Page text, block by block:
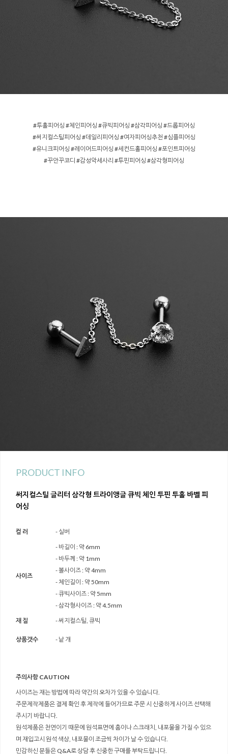
#투홀피어싱 #체인피어싱 #큐빅피어싱 #삼각피어싱 #드롭피어싱
#써지컬스틸피어싱 #데일리피어싱 #여자피어싱추천 #심플피어싱
#유니크피어싱 #레이어드피어싱 #세컨드홀피어싱 #포인트피어싱
#꾸안꾸코디 #감성악세사리 #투핀피어싱 #삼각형피어싱
PRODUCT INFO
써지컬스틸 글리터 삼각형 트라이앵글 큐빅 체인 투핀 투홀 바벨 피
어싱
컬 러 - 실버
사이즈
- 바길이 : 약 6mm
- 바두께 : 약 1mm
- 볼사이즈 : 약 4mm
- 체인길이 : 약 50mm
- 큐빅사이즈 : 약 5mm
- 삼각형사이즈 : 약 4.5mm
재 질
- 써지컬스틸, 큐빅
상품갯수 - 낱 개
주의사항 CAUTION
사이즈는 재는 방법에 따라 약간의 오차가 있을 수 있습니다.
주문제작제품은 결제 확인 후 제작에 들어가므로 주문 시 신중하게 사이즈 선택해
주시기 바랍니다.
원석제품은 천연이기 때문에 원석표면에 흠이나 스크래치, 내포물을 가질 수 있으
며 재입고시 원석 색상, 내포물이 조금씩 차이가 날 수 있습니다.
민감하신 분들은 Q&A로 상담 후 신중한 구매를 부탁드립니다.